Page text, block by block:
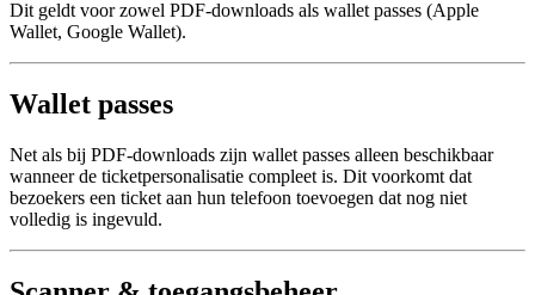
Dit geldt voor zowel PDF-downloads als wallet passes (Apple
Wallet, Google Wallet).
Wallet passes
Net als bij PDF-downloads zijn wallet passes alleen beschikbaar
wanneer de ticketpersonalisatie compleet is. Dit voorkomt dat
bezoekers een ticket aan hun telefoon toevoegen dat nog niet
volledig is ingevuld.